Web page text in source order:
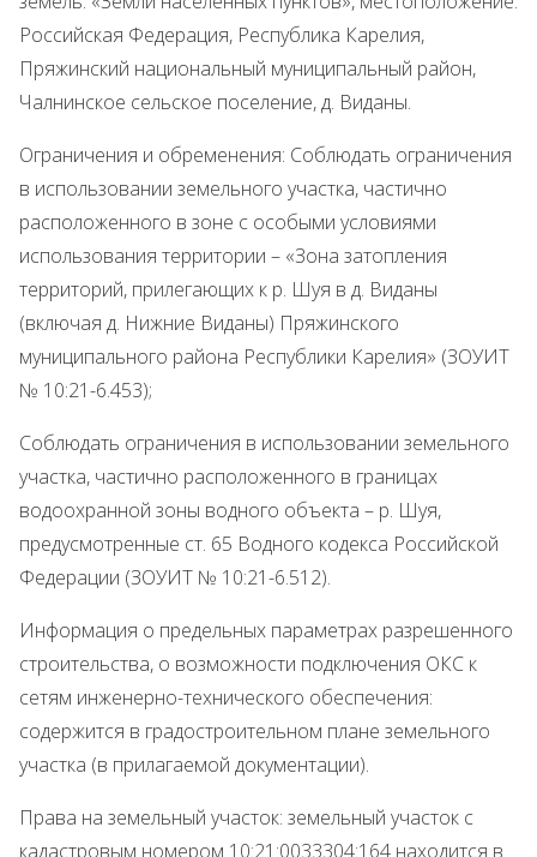
Российская Федерация, Республика Карелия,
Пряжинский национальный муниципальный район,
Чалнинское сельское поселение, д. Виданы.
Ограничения и обременения: Соблюдать ограничения
в использовании земельного участка, частично
расположенного в зоне с особыми условиями
использования территории – «Зона затопления
территорий, прилегающих к р. Шуя в д. Виданы
(включая д. Нижние Виданы) Пряжинского
муниципального района Республики Карелия» (ЗОУИТ
№ 10:21-6.453);
Соблюдать ограничения в использовании земельного
участка, частично расположенного в границах
водоохранной зоны водного объекта – р. Шуя,
предусмотренные ст. 65 Водного кодекса Российской
Федерации (ЗОУИТ № 10:21-6.512).
Информация о предельных параметрах разрешенного
строительства, о возможности подключения ОКС к
сетям инженерно-технического обеспечения:
содержится в градостроительном плане земельного
участка (в прилагаемой документации).
Права на земельный участок: земельный участок с
кадастровым номером 10:21:0033304:164 находится в